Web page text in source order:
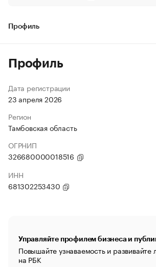
Профиль
Профиль
Дата регистрации
23 апреля 2026
Регион
Тамбовская область
ОГРНИП
326680000018516
ИНН
681302253430
Управляйте профилем бизнеса и
Повышайте узнаваемость и развивайте
на РБК